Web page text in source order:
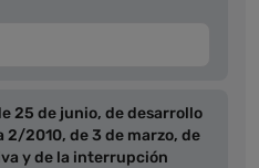
25 de junio, de desarrollo
2/2010, de 3 de marzo, de
y de la interrupción